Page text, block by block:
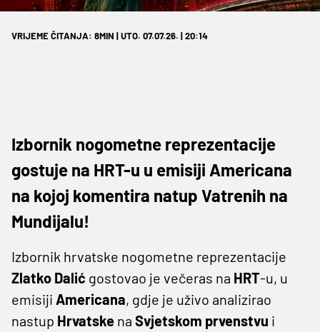
VRIJEME ČITANJA: 8MIN | UTO. 07.07.26. | 20:14
Izbornik nogometne reprezentacije
gostuje na HRT-u u emisiji Americana
na kojoj komentira natup Vatrenih na
Mundijalu!
Izbornik hrvatske nogometne reprezentacije
Zlatko Dalić gostovao je večeras na HRT-u, u
emisiji Americana, gdje je uživo analizirao
nastup Hrvatske na Svjetskom prvenstvu i